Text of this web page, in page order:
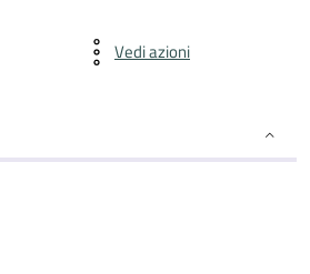
Vedi azioni